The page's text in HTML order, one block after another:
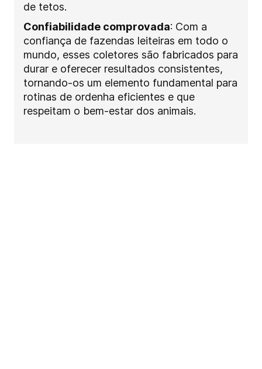
de tetos.
Confiabilidade comprovada: Com a
confiança de fazendas leiteiras em todo o
mundo, esses coletores são fabricados para
durar e oferecer resultados consistentes,
tornando-os um elemento fundamental para
rotinas de ordenha eficientes e que
respeitam o bem-estar dos animais.